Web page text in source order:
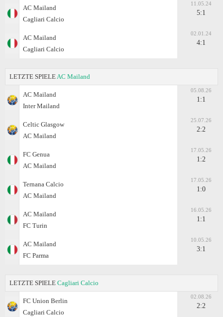
AC Mailand
Cagliari Calcio
11.05.24
5:1
AC Mailand
Cagliari Calcio
02.01.24
4:1
LETZTE SPIELE AC Mailand
AC Mailand
Inter Mailand
05.08.26
1:1
Celtic Glasgow
AC Mailand
25.07.26
2:2
FC Genua
AC Mailand
17.05.26
1:2
Ternana Calcio
AC Mailand
17.05.26
1:0
AC Mailand
FC Turin
16.05.26
1:1
AC Mailand
FC Parma
10.05.26
3:1
LETZTE SPIELE Cagliari Calcio
FC Union Berlin
Cagliari Calcio
02.08.26
2:2